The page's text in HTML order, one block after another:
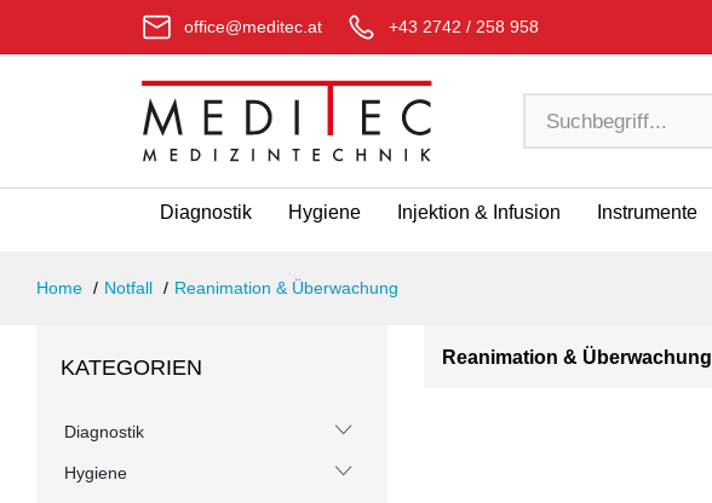
office@meditec.at +43 2742 / 258 958
Diagnostik Hygiene Injektion & Infusion Instrumente
Home Notfall Reanimation & Überwachung
KATEGORIEN
Diagnostik
Hygiene
Reanimation & Überwachung